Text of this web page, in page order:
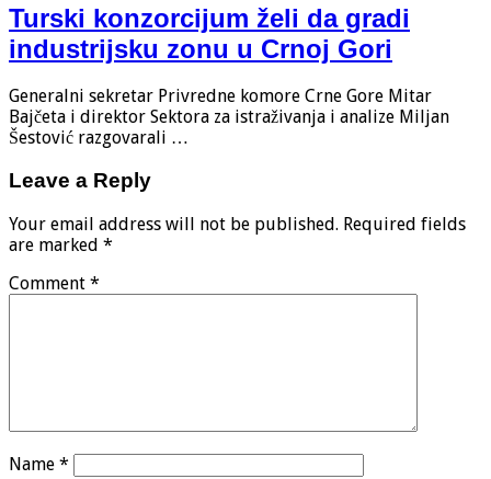
Turski konzorcijum želi da gradi
industrijsku zonu u Crnoj Gori
Generalni sekretar Privredne komore Crne Gore Mitar
Bajčeta i direktor Sektora za istraživanja i analize Miljan
Šestović razgovarali …
Leave a Reply
Your email address will not be published. Required fields
are marked *
Comment *
Name *